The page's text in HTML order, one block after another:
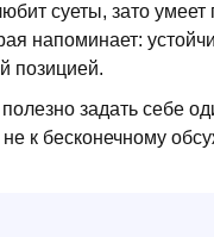
суеты, зато
напоминает:
позицией.
задать себе
к бесконечному